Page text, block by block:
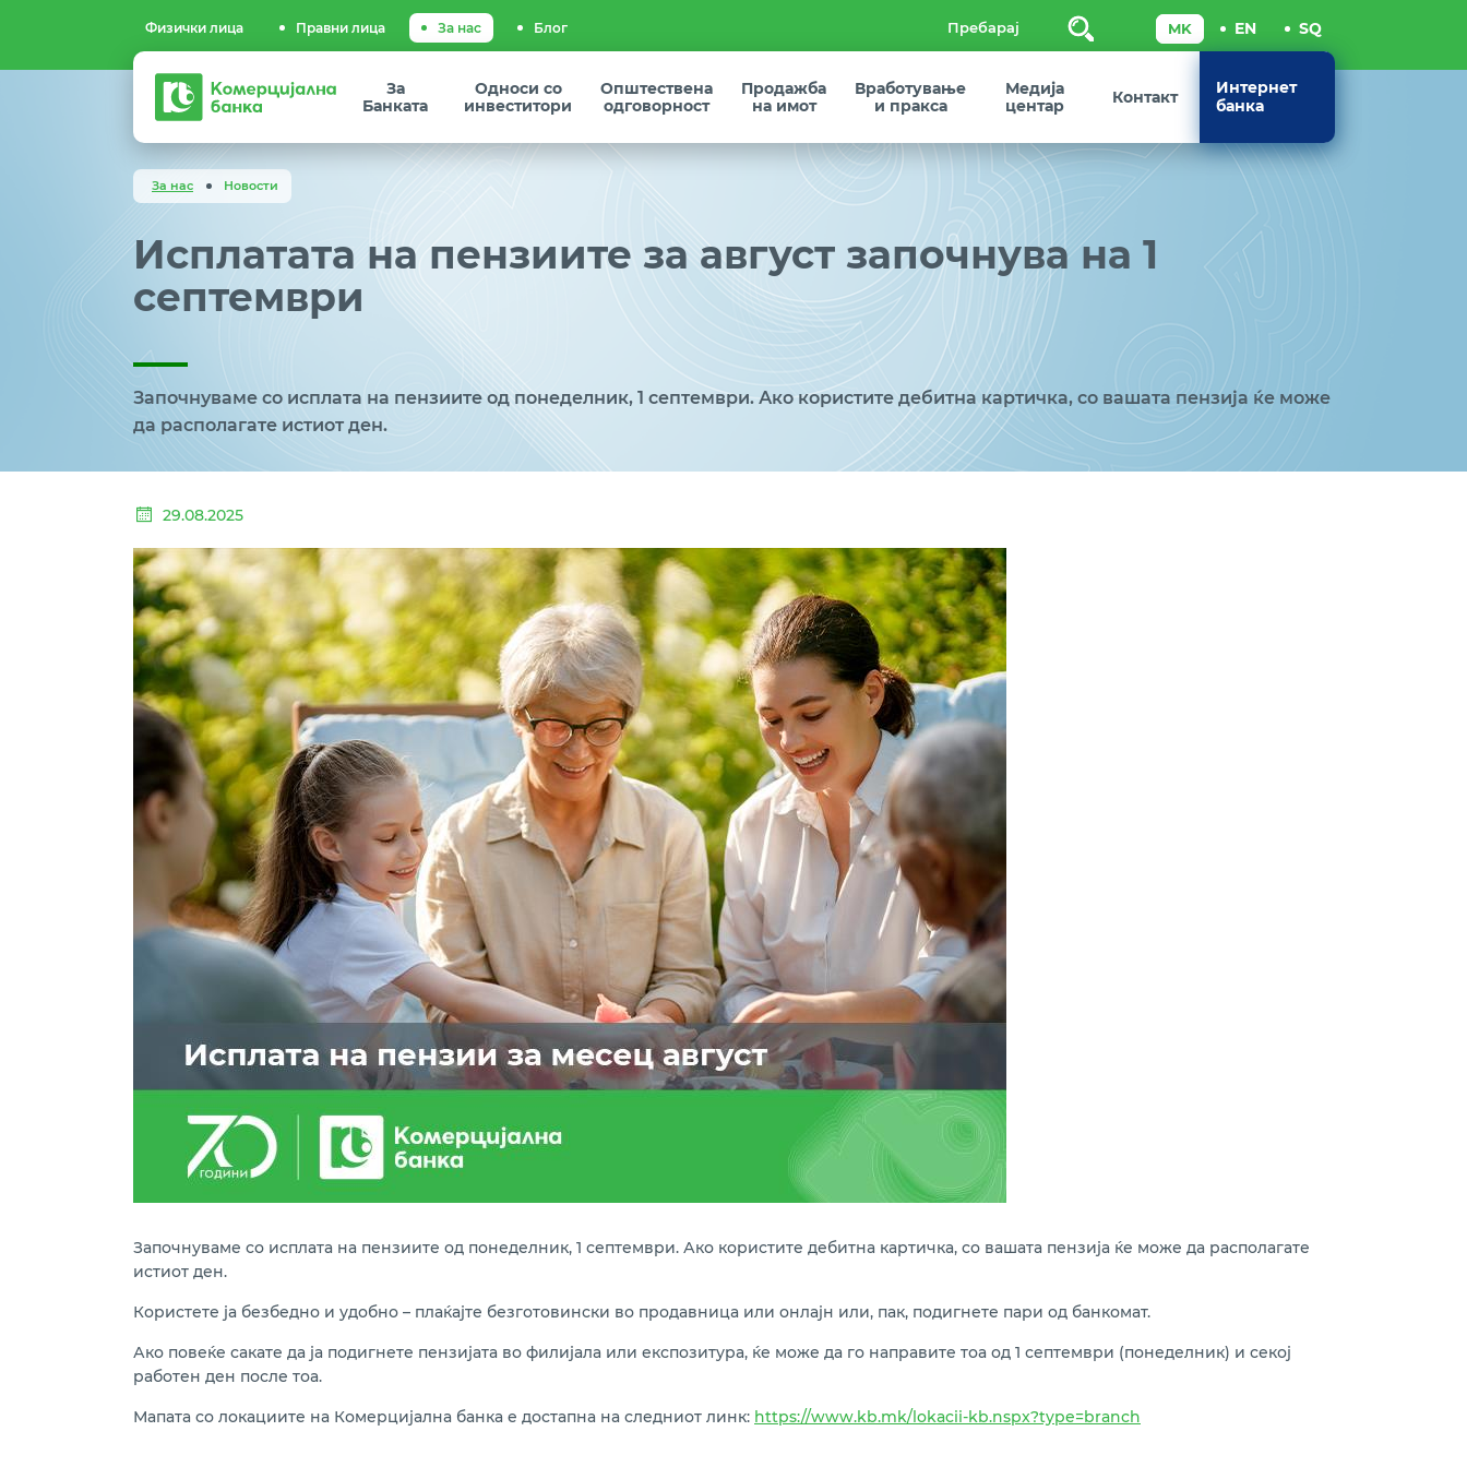
Физички лица Правни лица За нас Блог Пребарај
Комерцијална
банка
За
Банката
Односи со
инвеститори
Општествена
одговорност
Продажба
на имот
Вработување
и пракса
Медија
центар
Контакт
Интернет
банка
За нас Новости
Исплатата на пензиите за август започнува на 1
септември
Започнуваме со исплата на пензиите од понеделник, 1 септември. Ако користите дебитна картичка, со вашата пензија ќе може
да располагате истиот ден.
29.08.2025
Започнуваме со исплата на пензиите од понеделник, 1 септември. Ако користите дебитна картичка, со вашата пензија ќе може да располагате
истиот ден.
Користете ја безбедно и удобно – плаќајте безготовински во продавница или онлајн или, пак, подигнете пари од банкомат.
Ако повеќе сакате да ја подигнете пензијата во филијала или експозитура, ќе може да го направите тоа од 1 септември (понеделник) и секој
работен ден после тоа.
Мапата со локациите на Комерцијална банка е достапна на следниот линк: https://www.kb.mk/lokacii-kb.nspx?type=branch